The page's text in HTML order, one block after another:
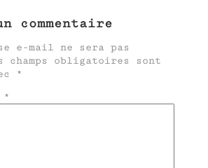
commentaire
e-mail ne sera pas
champs obligatoires sont
*
*